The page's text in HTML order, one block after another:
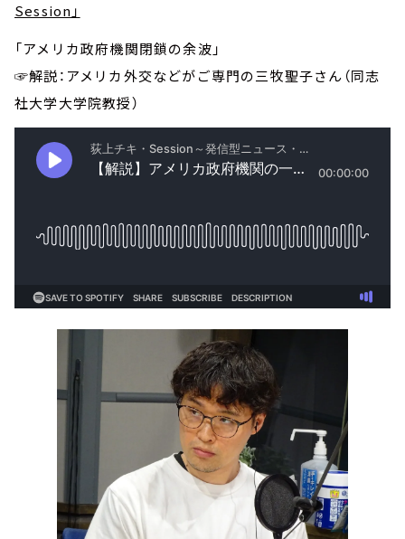
Session」
「アメリカ政府機関閉鎖の余波」
☞解説：アメリカ外交などがご専門の三牧聖子さん（同志
社大学大学院教授）